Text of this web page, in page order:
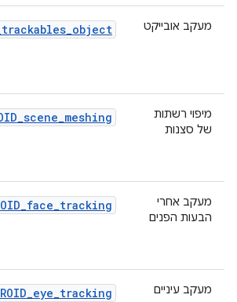
מעקב אובייקט
מיפוי רשתות
של סצנות
מעקב אחרי
הבעות הפנים
מעקב עיניים